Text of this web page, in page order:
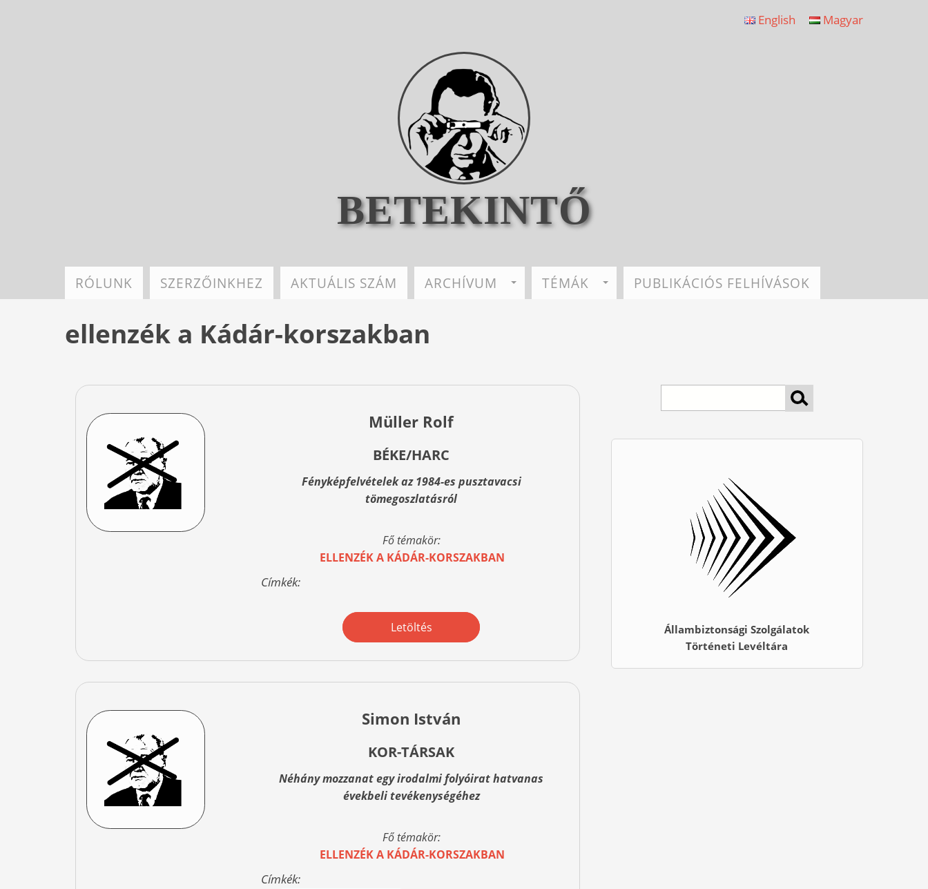
English Magyar
BETEKINTŐ
RÓLUNK SZERZŐINKHEZ AKTUÁLIS SZÁM ARCHÍVUM TÉMÁK PUBLIKÁCIÓS FELHÍVÁSOK
ellenzék a Kádár-korszakban
Müller Rolf
BÉKE/HARC
Fényképfelvételek az 1984-es pusztavacsi
tömegoszlatásról
Fő témakör:
ELLENZÉK A KÁDÁR-KORSZAKBAN
Címkék:
Letöltés
Simon István
KOR-TÁRSAK
Néhány mozzanat egy irodalmi folyóirat hatvanas
évekbeli tevékenységéhez
Fő témakör:
ELLENZÉK A KÁDÁR-KORSZAKBAN
Címkék:
Állambiztonsági Szolgálatok
Történeti Levéltára